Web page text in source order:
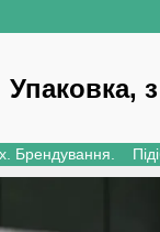
Упаковка,
Брендування.